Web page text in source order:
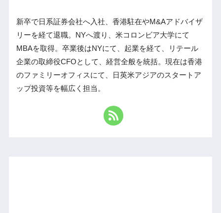
新卒で日系証券会社へ入社、香港駐在やM&Aアドバイザ
リーを経て退職。NYへ渡り、米コロンビア大学にて
MBAを取得。卒業後はNYにて、起業を経て、リテール
企業の取締役CFOとして、経営全般を統括。現在は香港
のファミリーオフィスにて、日英米アジアのスタートア
ップ投資等を幅広く担当。